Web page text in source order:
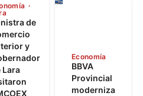
de
y
Lara
Economía
BBVA
Provincial
moderniza